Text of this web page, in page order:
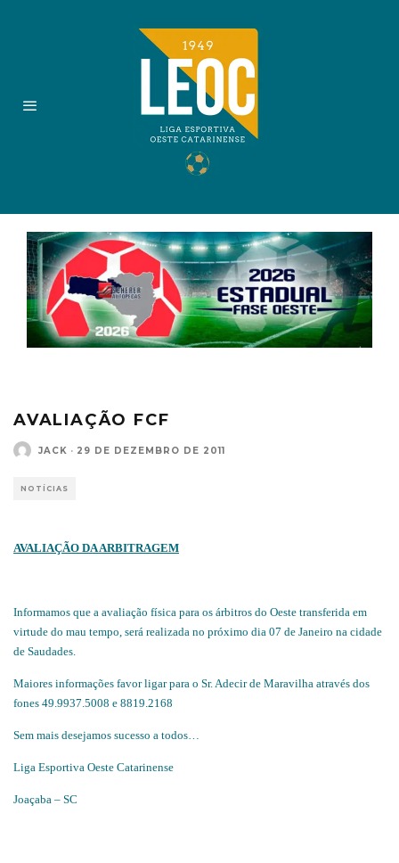
AVALIAÇÃO FCF
JACK · 29 DE DEZEMBRO DE 2011
NOTÍCIAS
AVALIAÇÃO DA ARBITRAGEM
Informamos que a avaliação física para os árbitros do Oeste transferida em
virtude do mau tempo, será realizada no próximo dia 07 de Janeiro na cidade
de Saudades.
Maiores informações favor ligar para o Sr. Adecir de Maravilha através dos
fones 49.9937.5008 e 8819.2168
Sem mais desejamos sucesso a todos…
Liga Esportiva Oeste Catarinense
Joaçaba – SC